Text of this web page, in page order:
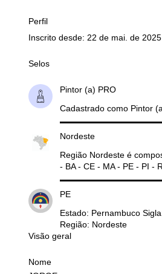
Perfil
Inscrito desde: 22 de mai. de 2025
Selos
Pintor (a) PRO
Cadastrado como Pintor
Nordeste
Região Nordeste é
- BA - CE - MA - PE - PI -
PE
Estado: Pernambuco
Região: Nordeste
Visão geral
Nome